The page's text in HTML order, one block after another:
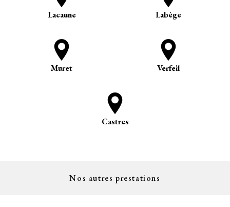
Lacaune Labège
Muret Verfeil
Castres
Nos autres prestations